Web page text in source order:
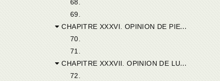
68.
69.
CHAPITRE XXXVI. OPINION DE PIERRE D’HIPPONE DIARRHITE.
70.
71.
CHAPITRE XXXVII. OPINION DE LUCIUS D’AUSAFA.
72.